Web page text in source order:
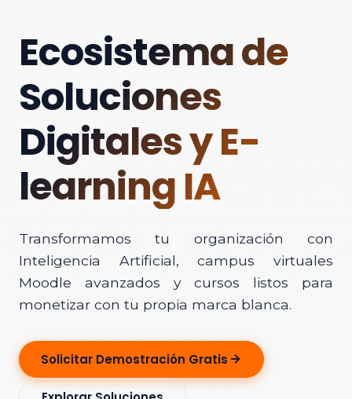
Ecosistema de
Soluciones
Digitales y E-
learning IA
Transformamos tu organización con
Inteligencia Artificial, campus virtuales
Moodle avanzados y cursos listos para
monetizar con tu propia marca blanca.
Solicitar Demostración Gratis